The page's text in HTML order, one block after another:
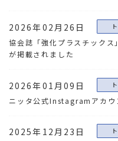
2026年02月26日
協会誌「強化プラスチック
が掲載されました
2026年01月09日
ニッタ公式Instagramアカウ
2025年12月23日